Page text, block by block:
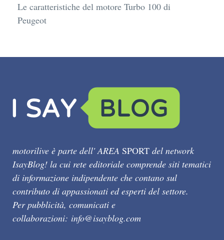
Le caratteristiche del motore Turbo 100 di
Peugeot
motorilive è parte dell' AREA SPORT del network
IsayBlog! la cui rete editoriale comprende siti tematici
di informazione indipendente che contano sul
contributo di appassionati ed esperti del settore.
Per pubblicità, comunicati e
collaborazioni: info@isayblog.com